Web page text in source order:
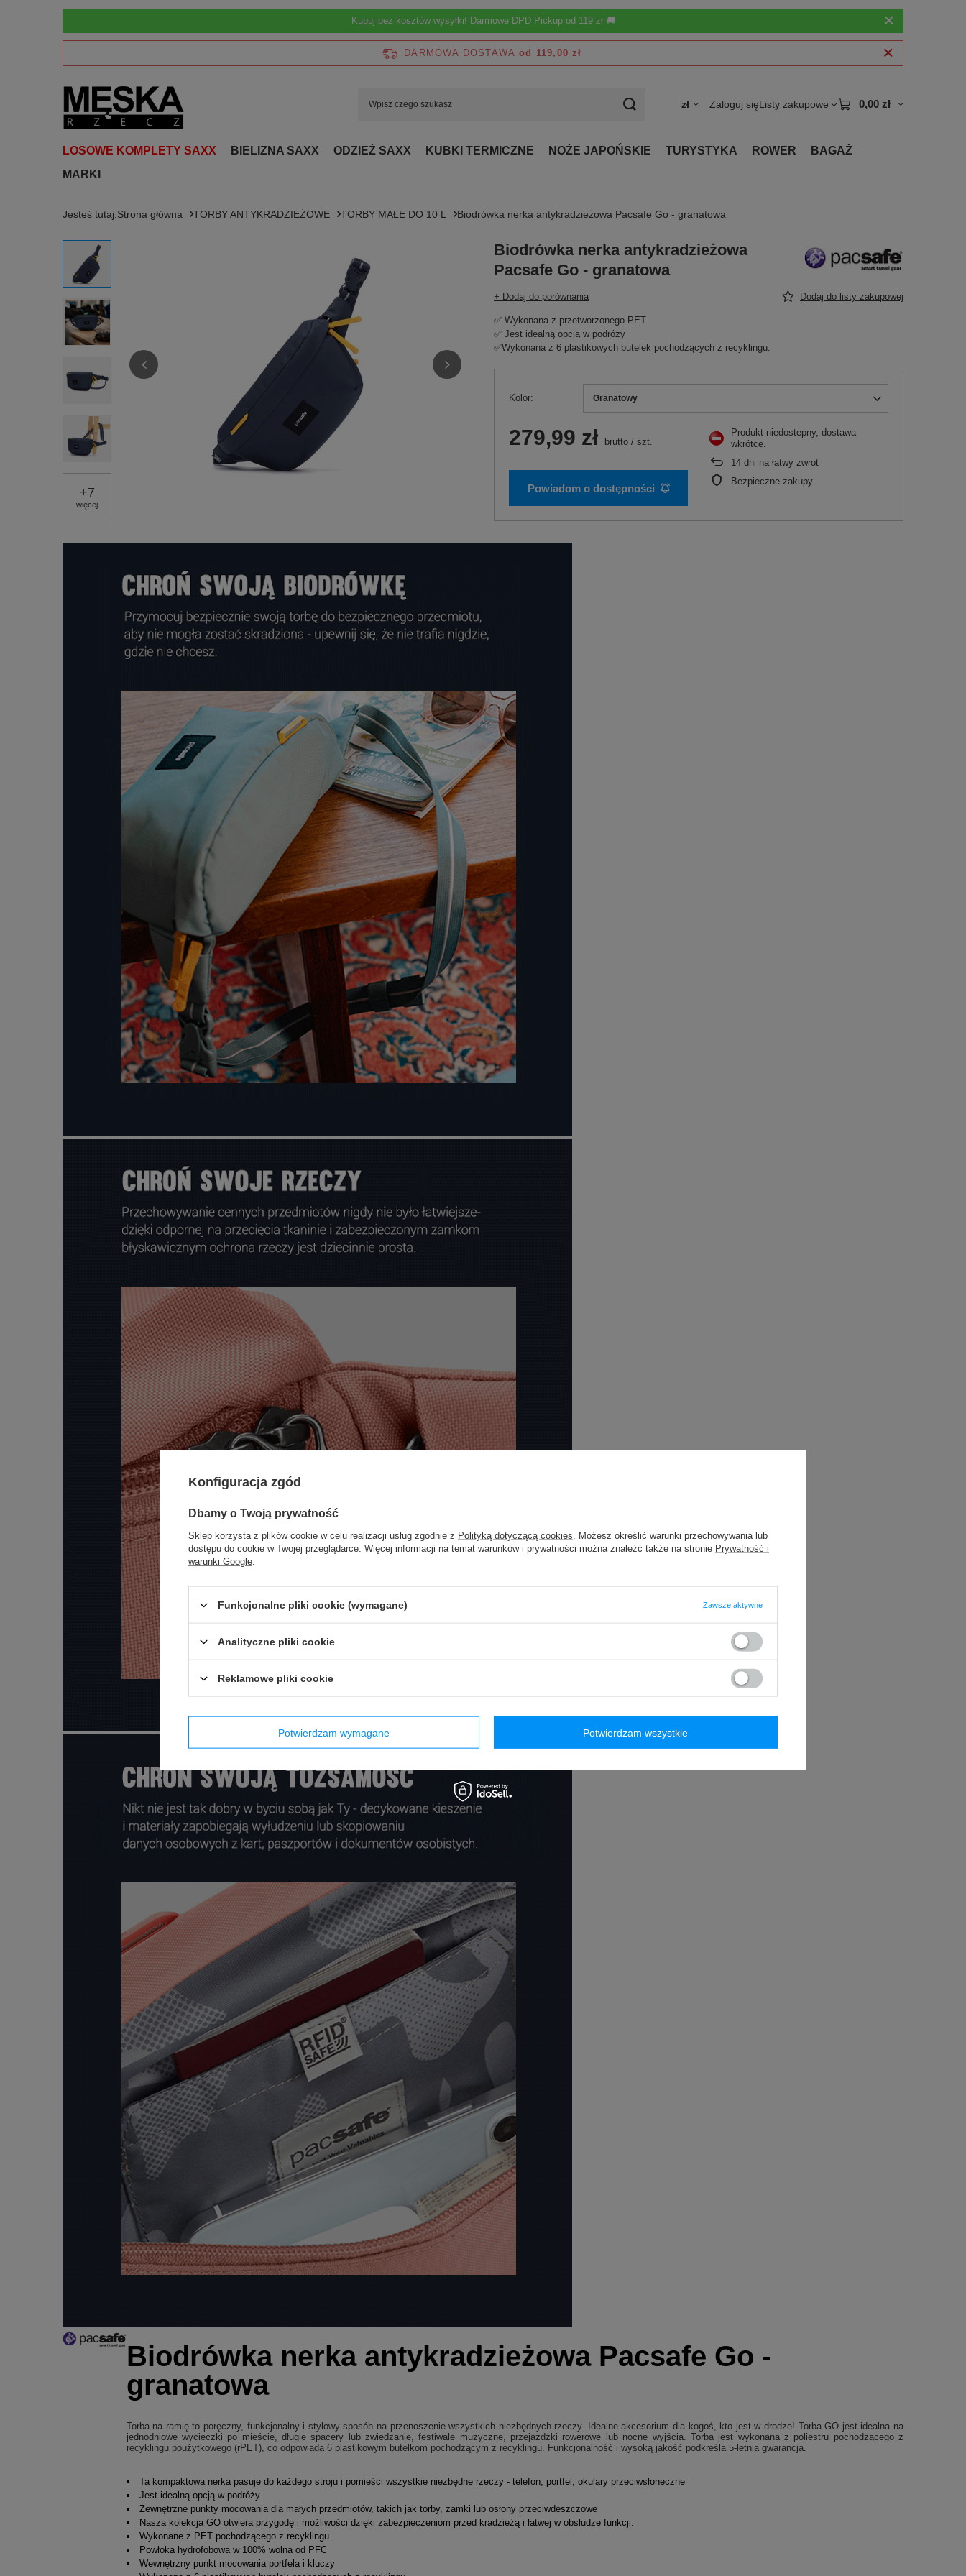
Kupuj bez kosztów wysyłki! Darmowe DPD Pickup od 119 zł 🚚
DARMOWA DOSTAWA od 119,00 zł
zł Zaloguj sięListy zakupowe 0,00 zł
LOSOWE KOMPLETY SAXX BIELIZNA SAXX ODZIEŻ SAXX KUBKI TERMICZNE NOŻE JAPOŃSKIE TURYSTYKA ROWER
BAGAŻ
MARKI
Jesteś tutaj:Strona główna TORBY ANTYKRADZIEŻOWE TORBY MAŁE DO 10 L Biodrówka nerka antykradzieżowa Pacsafe Go - granatowa
+7
więcej
Biodrówka nerka antykradzieżowa
Pacsafe Go - granatowa
+ Dodaj do porównania Dodaj do listy zakupowej
✅ Wykonana z przetworzonego PET
✅ Jest idealną opcją w podróży
✅Wykonana z 6 plastikowych butelek pochodzących z recyklingu.
Kolor Granatowy
279,99 zł brutto / szt.
Powiadom o dostępności
Produkt niedostepny, dostawa
wkrótce
14 dni na łatwy zwrot
Bezpieczne zakupy
Biodrówka nerka antykradzieżowa Pacsafe Go -
granatowa
Torba na ramię to poręczny, funkcjonalny i stylowy sposób na przenoszenie wszystkich niezbędnych rzeczy. Idealne akcesorium dla kogoś, kto jest w drodze! Torba GO jest idealna na
jednodniowe wycieczki po mieście, długie spacery lub zwiedzanie, festiwale muzyczne, przejażdżki rowerowe lub nocne wyjścia. Torba jest wykonana z poliestru pochodzącego z
recyklingu poużytkowego (rPET), co odpowiada 6 plastikowym butelkom pochodzącym z recyklingu. Funkcjonalność i wysoką jakość podkreśla 5-letnia gwarancja.
Ta kompaktowa nerka pasuje do każdego stroju i pomieści wszystkie niezbędne rzeczy - telefon, portfel, okulary przeciwsłoneczne
Jest idealną opcją w podróży.
Zewnętrzne punkty mocowania dla małych przedmiotów, takich jak torby, zamki lub osłony przeciwdeszczowe
Nasza kolekcja GO otwiera przygodę i możliwości dzięki zabezpieczeniom przed kradzieżą i łatwej w obsłudze funkcji.
Wykonane z PET pochodzącego z recyklingu
Powłoka hydrofobowa w 100% wolna od PFC
Wewnętrzny punkt mocowania portfela i kluczy
Konfiguracja zgód
Dbamy o Twoją prywatność
Sklep korzysta z plików cookie w celu realizacji usług zgodnie z Polityką dotyczącą cookies . Możesz określić warunki przechowywania lub
dostępu do cookie w Twojej przeglądarce. Więcej informacji na temat warunków i prywatności można znaleźć także na stronie Prywatność i
warunki Google
Funkcjonalne pliki cookie (wymagane) Zawsze aktywne
Analityczne pliki cookie
Reklamowe pliki cookie
Potwierdzam wymagane Potwierdzam wszystkie